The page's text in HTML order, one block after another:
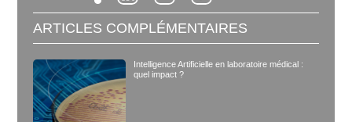
ARTICLES COMPLÉMENTAIRES
Intelligence Artificielle en laboratoire médical :
quel impact ?